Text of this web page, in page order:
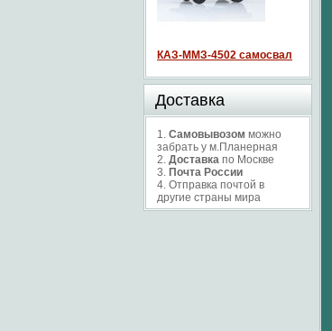
КАЗ-ММЗ-4502 самосвал
Доставка
1. Самовывозом можно
забрать у м.Планерная
2. Доставка по Москве
3. Почта России
4. Отправка почтой в
другие страны мира